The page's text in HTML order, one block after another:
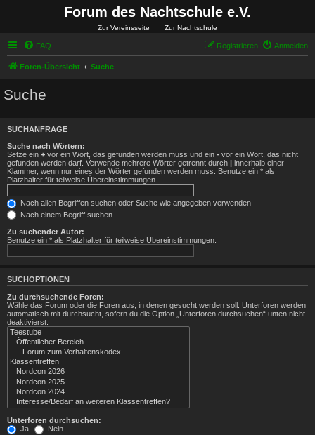
Forum des Nachtschule e.V.
Zur Vereinsseite Zur Nachtschule
FAQ Anmelden
Registrieren
Foren-Übersicht Suche
Suche
SUCHANFRAGE
Suche nach Wörtern:
Setze ein + vor ein Wort, das gefunden werden muss und ein - vor ein Wort, das nicht
gefunden werden darf. Verwende mehrere Wörter getrennt durch | innerhalb einer
Klammer, wenn nur eines der Wörter gefunden werden muss. Benutze ein * als
Platzhalter für teilweise Übereinstimmungen.
Nach allen Begriffen suchen oder Suche wie angegeben verwenden
Nach einem Begriff suchen
Zu suchender Autor:
Benutze ein * als Platzhalter für teilweise Übereinstimmungen.
SUCHOPTIONEN
Zu durchsuchende Foren:
Wähle das Forum oder die Foren aus, in denen gesucht werden soll. Unterforen werden
automatisch mit durchsucht, sofern du die Option „Unterforen durchsuchen“ unten nicht
deaktivierst.
Unterforen durchsuchen:
Ja
Nein